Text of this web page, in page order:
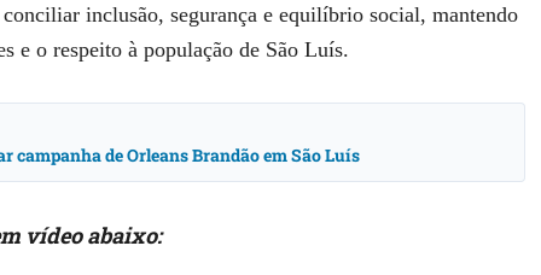
inclusão, segurança e equilíbrio social, mantendo
e o respeito à população de São Luís.
campanha de Orleans Brandão em São Luís
vídeo abaixo: